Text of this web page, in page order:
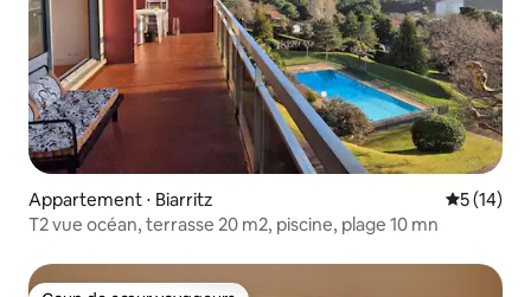
Appartement ⋅ Biarritz
5 (14)
T2 vue océan, terrasse 20 m2, piscine, plage 10 mn